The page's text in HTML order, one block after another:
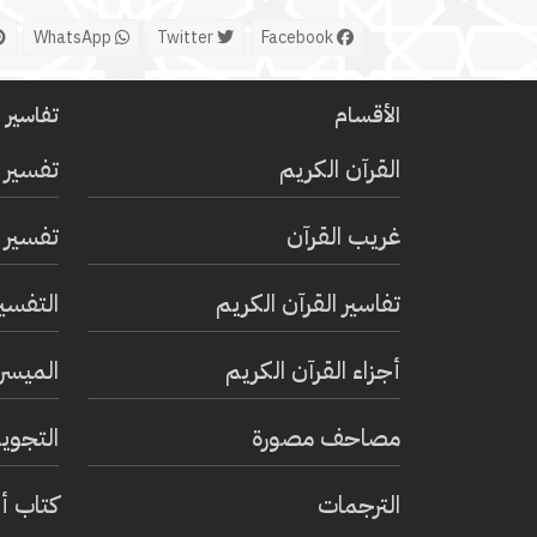
Facebook
Twitter
الأقسام
القرآن الكريم
غريب القرآن
تفاسير القرآن الكريم
أجزاء القرآن الكريم
مصاحف مصورة
الترجمات
تفسير
كتاب